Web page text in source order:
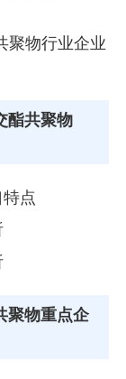
聚物行业企业
酯共聚物
点
物重点企